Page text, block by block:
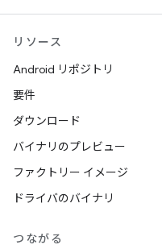
リソース
Android リポジトリ
要件
ダウンロード
バイナリのプレビュー
ファクトリー イメージ
ドライバのバイナリ
つながる